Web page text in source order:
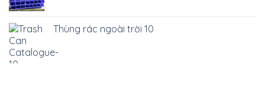
Thùng rác ngoài trời 10